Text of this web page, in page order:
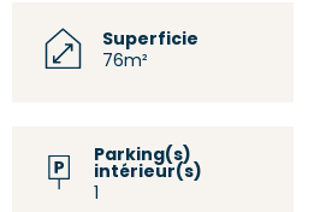
Superficie
76m²
Parking(s)
intérieur(s)
1